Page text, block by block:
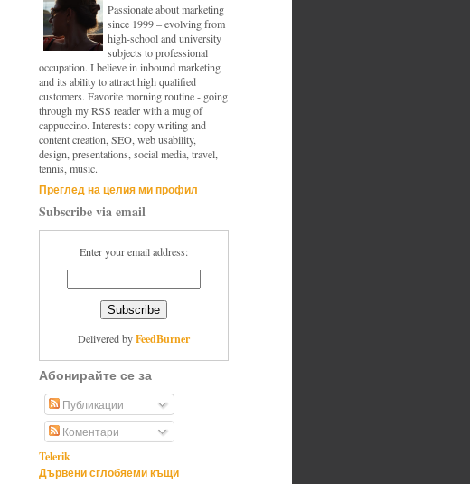
Passionate about marketing
since 1999 – evolving from
high-school and university
subjects to professional
occupation. I believe in inbound marketing
and its ability to attract high qualified
customers. Favorite morning routine - going
through my RSS reader with a mug of
cappuccino. Interests: copy writing and
content creation, SEO, web usability,
design, presentations, social media, travel,
tennis, music.
Преглед на целия ми профил
Subscribe via email
Enter your email address:
Delivered byFeedBurner
Абонирайте се за
Публикации
Коментари
Telerik
Дървени сглобяеми къщи